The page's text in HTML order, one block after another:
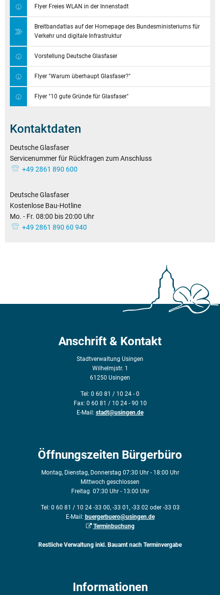
Flyer Freies WLAN in der Innenstadt
Breitbandatlas auf der Homepage des Bundesministeriums für
Verkehr und digitale Infrastruktur
Vorstellung Deutsche Glasfaser
Flyer "Warum überhaupt Glasfaser?"
Flyer "10 gute Gründe für Glasfaser"
Kontaktdaten
Deutsche Glasfaser
Servicenummer für Rückfragen zum Anschluss
+49 2861 890 600
Deutsche Glasfaser
Kostenlose Bau-Hotline
Mo. - Fr. 08:00 bis 20:00 Uhr
+49 2861 890 60 940
Anschrift & Kontakt
Stadtverwaltung Usingen
Wilhelmjstr. 1
61250 Usingen
Tel: 0 60 81 / 10 24 - 0
Fax: 0 60 81 / 10 24 - 90 10
E-Mail: stadt@usingen.de
Öffnungszeiten Bürgerbüro
Montag, Dienstag, Donnerstag 07:30 Uhr - 18:00 Uhr
Mittwoch geschlossen
Freitag 07:30 Uhr - 13:00 Uhr
Tel: 0 60 81 / 10 24 -33 00, -33 01, -33 02 oder -33 03
E-Mail: buergerbuero@usingen.de
Terminbuchung
Restliche Verwaltung inkl. Bauamt nach Terminvergabe
Informationen